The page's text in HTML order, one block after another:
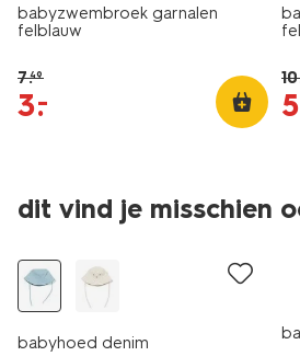
babyzwembroek garnalen
felblauw
7.49
3.
–
10
5
dit vind je misschien
babyhoed denim